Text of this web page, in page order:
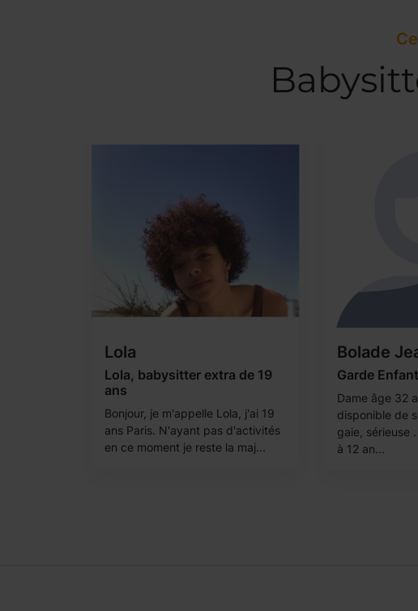
Lola
Lola, babysitter extra de 19
ans
Bonjour, je m'appelle Lola, j'ai 19
ans Paris. N'ayant pas d'activités
en ce moment je reste la maj...
Bolade
Garde
Dame âge 32
disponible de
gaie, sérieuse
à 12 an...